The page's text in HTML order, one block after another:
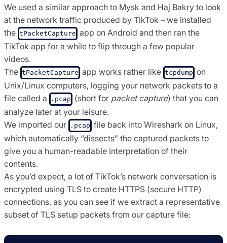
We used a similar approach to Mysk and Haj Bakry to look
at the network traffic produced by TikTok – we installed
the tPacketCapture app on Android and then ran the
TikTok app for a while to flip through a few popular
videos.
The tPacketCapture app works rather like tcpdump on
Unix/Linux computers, logging your network packets to a
file called a
.pcap (short for packet capture) that you can
analyze later at your leisure.
We imported our
.pcap file back into Wireshark on Linux,
which automatically “dissects” the captured packets to
give you a human-readable interpretation of their
contents.
As you’d expect, a lot of TikTok’s network conversation is
encrypted using TLS to create HTTPS (secure HTTP)
connections, as you can see if we extract a representative
subset of TLS setup packets from our capture file: